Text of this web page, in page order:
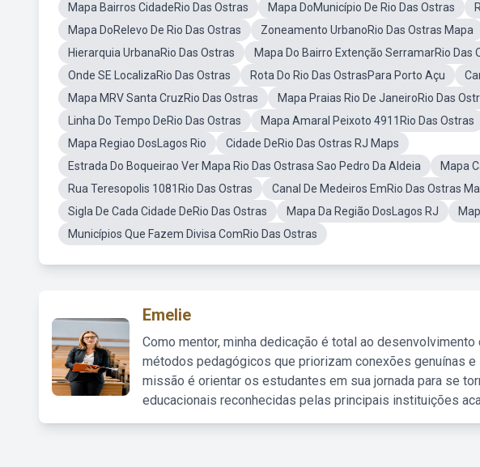
Mapa Bairros CidadeRio Das Ostras
Mapa DoMunicípio De Rio Das Ostras
Mapa DoRelevo De Rio Das Ostras
Zoneamento UrbanoRio Das Ostras Mapa
Hierarquia UrbanaRio Das Ostras
Mapa Do Bairro Extenção SerramarRio Das
Onde SE LocalizaRio Das Ostras
Rota Do Rio Das OstrasPara Porto Açu
Mapa MRV Santa CruzRio Das Ostras
Mapa Praias Rio De JaneiroRio Das
Linha Do Tempo DeRio Das Ostras
Mapa Amaral Peixoto 4911Rio Das Ostras
Mapa Regiao DosLagos Rio
Cidade DeRio Das Ostras RJ Maps
Estrada Do Boqueirao Ver Mapa Rio Das Ostrasa Sao Pedro Da Aldeia
Mapa
Rua Teresopolis 1081Rio Das Ostras
Canal De Medeiros EmRio Das Ostras
Sigla De Cada Cidade DeRio Das Ostras
Mapa Da Região DosLagos RJ
Municípios Que Fazem Divisa ComRio Das Ostras
Emelie
Como mentor, minha dedicação é total ao
métodos pedagógicos que priorizam conexões genuínas
missão é orientar os estudantes em sua jornada para se
educacionais reconhecidas pelas principais instituições